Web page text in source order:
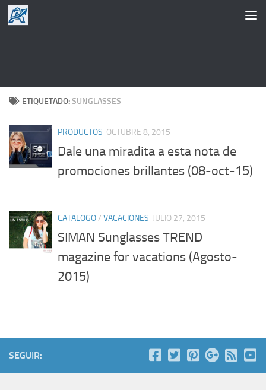
Saltar al contenido
ETIQUETADO:SUNGLASSES
PRODUCTOS OCTUBRE 8, 2015
Dale una miradita a esta nota de
promociones brillantes (08-oct-15)
CATALOGO/ VACACIONES JULIO 27, 2015
SIMAN Sunglasses TREND
magazine for vacations (Agosto-
2015)
SEGUIR: